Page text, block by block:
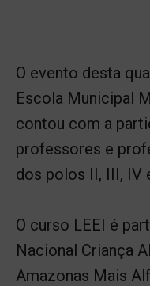
O evento desta
Escola Municipal
contou com a
professores e
dos polos II, III, IV
O curso LEEI é
Nacional Criança
Amazonas Mais